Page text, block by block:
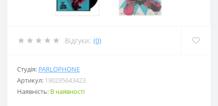
Відгуки: (0)
Студія: PARLOPHONE
Артикул: 190295643423
Наявність: В наявності